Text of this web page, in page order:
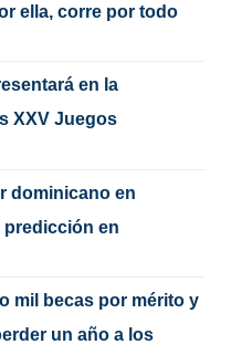
ella, corre por todo
en la
XXV Juegos
dominicano en
predicción en
mil becas por mérito y
un año a los